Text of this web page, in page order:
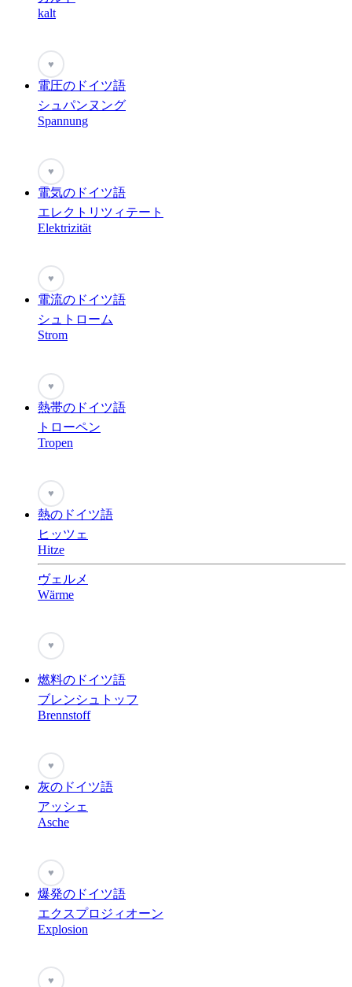
kalt
♥
電圧のドイツ語
シュパンヌング
Spannung
♥
電気のドイツ語
エレクトリツィテート
Elektrizität
♥
電流のドイツ語
シュトローム
Strom
♥
熱帯のドイツ語
トローペン
Tropen
♥
熱のドイツ語
ヒッツェ
Hitze
ヴェルメ
Wärme
♥
燃料のドイツ語
ブレンシュトッフ
Brennstoff
♥
灰のドイツ語
アッシェ
Asche
♥
爆発のドイツ語
エクスプロジィオーン
Explosion
♥